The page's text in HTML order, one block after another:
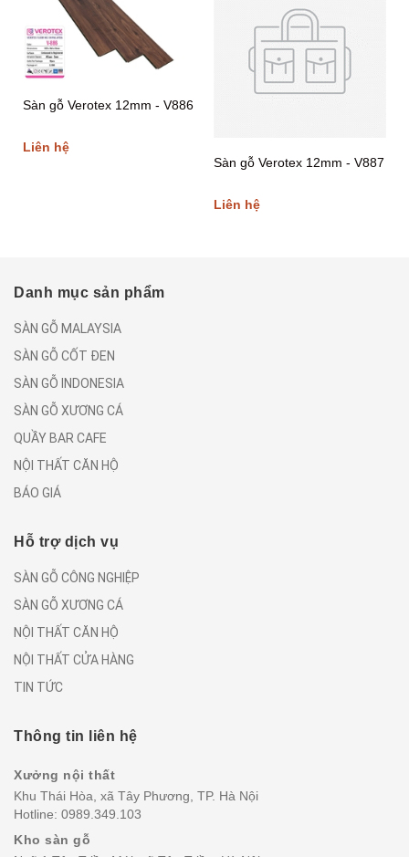
Sàn gỗ Verotex 12mm - V886
Liên hệ
Sàn gỗ Verotex 12mm - V887
Liên hệ
Danh mục sản phẩm
SÀN GỖ MALAYSIA
SÀN GỖ CỐT ĐEN
SÀN GỖ INDONESIA
SÀN GỖ XƯƠNG CÁ
QUẦY BAR CAFE
NỘI THẤT CĂN HỘ
BÁO GIÁ
Hỗ trợ dịch vụ
SÀN GỖ CÔNG NGHIỆP
SÀN GỖ XƯƠNG CÁ
NỘI THẤT CĂN HỘ
NỘI THẤT CỬA HÀNG
TIN TỨC
Thông tin liên hệ
Xưởng nội thất
Khu Thái Hòa, xã Tây Phương, TP. Hà Nội
Hotline: 0989.349.103
Kho sàn gỗ